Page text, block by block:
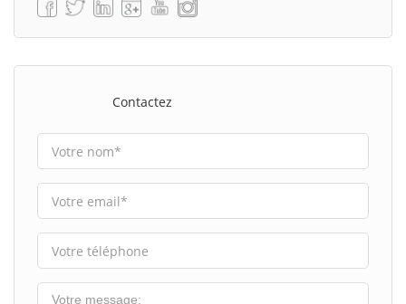
Contactez